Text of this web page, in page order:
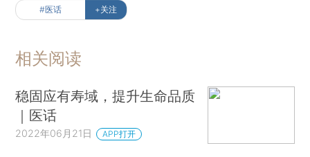
#医话 +关注
相关阅读
稳固应有寿域，提升生命品质
｜医话
2022年06月21日 APP打开